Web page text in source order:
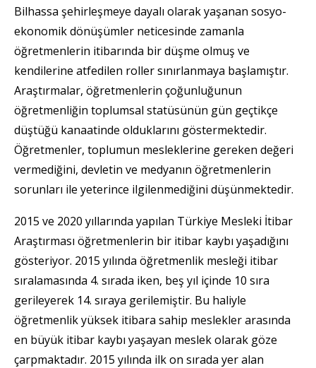
Bilhassa şehirleşmeye dayalı olarak yaşanan sosyo-
ekonomik dönüşümler neticesinde zamanla
öğretmenlerin itibarında bir düşme olmuş ve
kendilerine atfedilen roller sınırlanmaya başlamıştır.
Araştırmalar, öğretmenlerin çoğunluğunun
öğretmenliğin toplumsal statüsünün gün geçtikçe
düştüğü kanaatinde olduklarını göstermektedir.
Öğretmenler, toplumun mesleklerine gereken değeri
vermediğini, devletin ve medyanın öğretmenlerin
sorunları ile yeterince ilgilenmediğini düşünmektedir.
2015 ve 2020 yıllarında yapılan Türkiye Mesleki İtibar
Araştırması öğretmenlerin bir itibar kaybı yaşadığını
gösteriyor. 2015 yılında öğretmenlik mesleği itibar
sıralamasında 4. sırada iken, beş yıl içinde 10 sıra
gerileyerek 14. sıraya gerilemiştir. Bu haliyle
öğretmenlik yüksek itibara sahip meslekler arasında
en büyük itibar kaybı yaşayan meslek olarak göze
çarpmaktadır. 2015 yılında ilk on sırada yer alan